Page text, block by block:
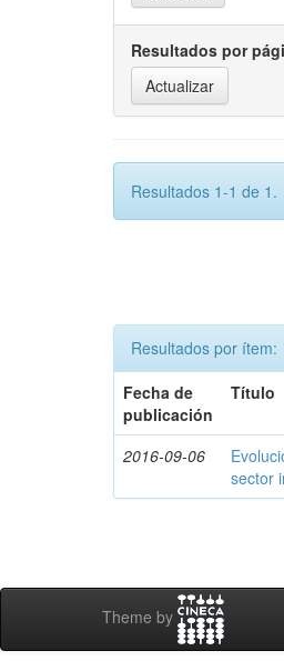
Resultados por
Resultados 1-1 de 1.
Resultados por ítem:
Fecha de
publicación
Título
2016-09-06
sector
Theme by